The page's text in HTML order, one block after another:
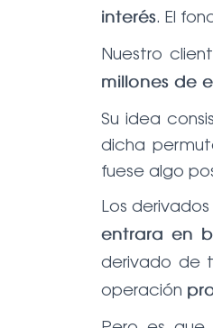
interés. El
Nuestro
millones de
Su idea
dicha
fuese algo
Los
entrara en
derivado de
operación